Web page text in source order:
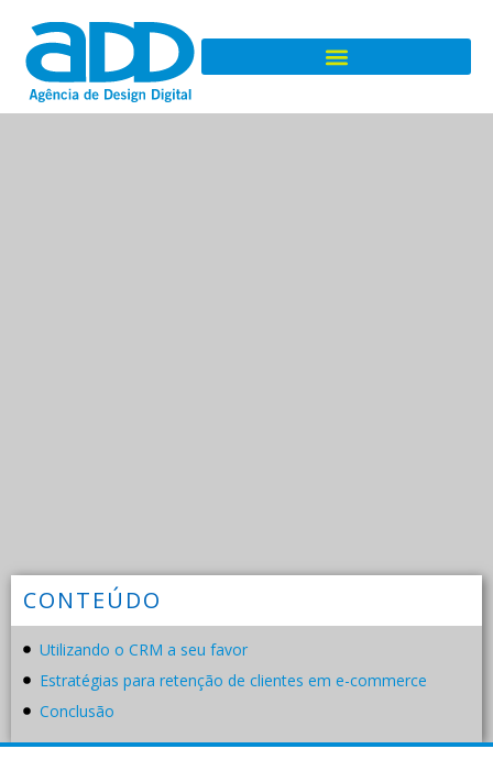
CONTEÚDO
Utilizando o CRM a seu favor
Estratégias para retenção de clientes em e-commerce
Conclusão